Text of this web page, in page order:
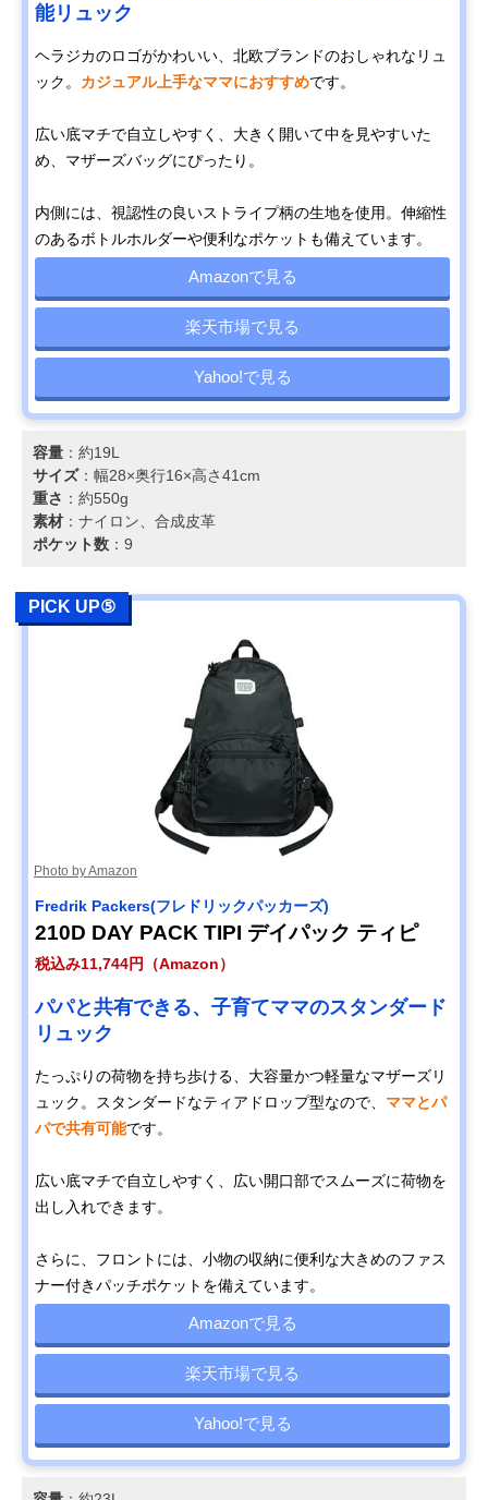
能リュック
ヘラジカのロゴがかわいい、北欧ブランドのおしゃれなリュ
ック。 カジュアル上手なママにおすすめです。
広い底マチで自立しやすく、大きく開いて中を見やすいた
め、マザーズバッグにぴったり。
内側には、視認性の良いストライプ柄の生地を使用。伸縮性
のあるボトルホルダーや便利なポケットも備えています。
Amazonで見る
楽天市場で見る
Yahoo!で見る
容量 ：約19L
サイズ：幅28×奥行16×高さ41cm
重さ ：約550g
素材 ：ナイロン、合成皮革
ポケット数 ：9
PICK UP⑤
Photo by Amazon
Fredrik Packers(フレドリックパッカーズ)
210D DAY PACK TIPI デイパック ティピ
税込み11,744円（Amazon）
パパと共有できる、子育てママのスタンダード
リュック
たっぷりの荷物を持ち歩ける、大容量かつ軽量なマザーズリ
ュック。スタンダードなティアドロップ型なので、 ママとパ
パで共有可能です。
広い底マチで自立しやすく、広い開口部でスムーズに荷物を
出し入れできます。
さらに、フロントには、小物の収納に便利な大きめのファス
ナー付きパッチポケットを備えています。
Amazonで見る
楽天市場で見る
Yahoo!で見る